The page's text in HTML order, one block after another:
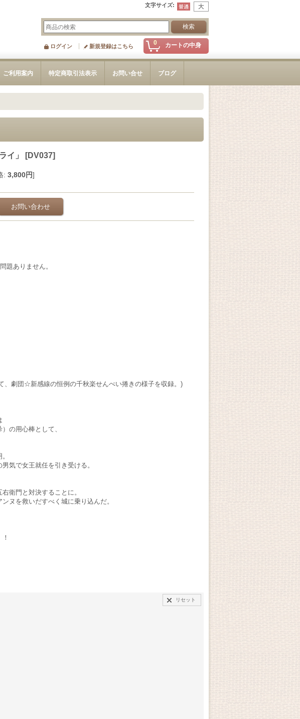
文字サイズ:
0 カートの中身
ログイン 新規登録はこちら
ご利用案内 特定商取引法表示 お問い合せ ブログ
イ」 [DV037]
: 3,800円]
お問い合わせ
題ありません。
、劇団☆新感線の恒例の千秋楽せんべい捲きの様子を収録。)
の用心棒として、
気で女王就任を引き受ける。
衛門と対決することに。
ヌを救いだすべく城に乗り込んだ。
リセット